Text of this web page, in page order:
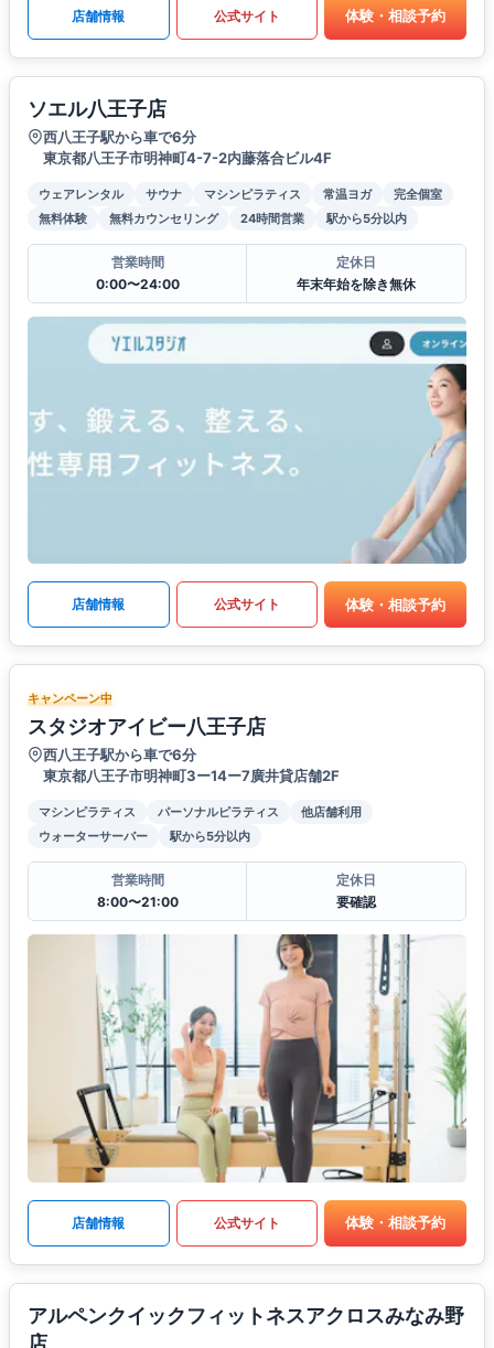
店舗情報 公式サイト 体験・相談予約
ソエル八王子店
西八王子駅から車で6分
東京都八王子市明神町4-7-2内藤落合ビル4F
ウェアレンタル サウナ マシンピラティス 常温ヨガ
完全個室
無料体験
無料カウンセリング 24時間営業 駅から5分以内
営業時間
0:00〜24:00
定休日
年末年始を除き無休
店舗情報 公式サイト 体験・相談予約
キャンペーン中
スタジオアイビー八王子店
西八王子駅から車で6分
東京都八王子市明神町3ー14ー7廣井貸店舗2F
マシンピラティス パーソナルピラティス
他店舗利用
ウォーターサーバー
駅から5分以内
営業時間
8:00〜21:00
定休日
要確認
店舗情報 公式サイト 体験・相談予約
アルペンクイックフィットネスアクロスみなみ野
店